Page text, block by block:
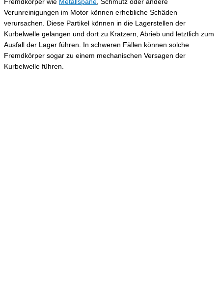
Fremdkörper wie Metallspäne , Schmutz oder andere
Verunreinigungen im Motor können erhebliche Schäden
verursachen. Diese Partikel können in die Lagerstellen der
Kurbelwelle gelangen und dort zu Kratzern, Abrieb und letztlich zum
Ausfall der Lager führen. In schweren Fällen können solche
Fremdkörper sogar zu einem mechanischen Versagen der
Kurbelwelle führen.